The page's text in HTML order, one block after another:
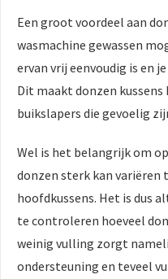
Een groot voordeel aan
wasmachine gewassen
ervan vrij eenvoudig is en
Dit maakt donzen
buikslapers die gevoelig
Wel is het belangrijk om
donzen sterk kan variëren
hoofdkussens. Het is dus
te controleren hoeveel
weinig vulling zorgt
ondersteuning en teveel